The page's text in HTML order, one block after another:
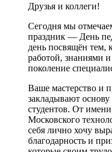
Друзья и коллеги!
Сегодня мы
праздник — День
день посвящён тем,
работой, знаниями
поколение
Ваше мастерство и
закладывают
студентов. От имени
Московского
себя лично хочу
благодарность и